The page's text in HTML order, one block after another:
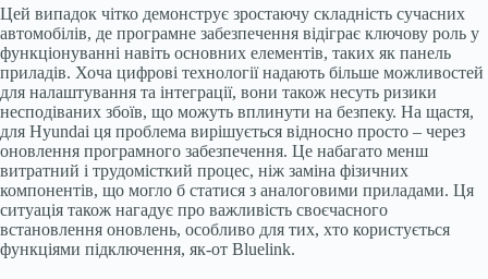
Цей випадок чітко демонструє зростаючу складність сучасних
автомобілів, де програмне забезпечення відіграє ключову роль у
функціонуванні навіть основних елементів, таких як панель
приладів. Хоча цифрові технології надають більше можливостей
для налаштування та інтеграції, вони також несуть ризики
несподіваних збоїв, що можуть вплинути на безпеку. На щастя,
для Hyundai ця проблема вирішується відносно просто – через
оновлення програмного забезпечення. Це набагато менш
витратний і трудомісткий процес, ніж заміна фізичних
компонентів, що могло б статися з аналоговими приладами. Ця
ситуація також нагадує про важливість своєчасного
встановлення оновлень, особливо для тих, хто користується
функціями підключення, як-от Bluelink.